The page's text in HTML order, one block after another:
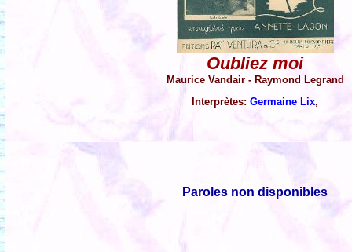
Oubliez moi
Maurice Vandair - Raymond Legrand
Interprètes:Germaine Lix,
Paroles non disponibles